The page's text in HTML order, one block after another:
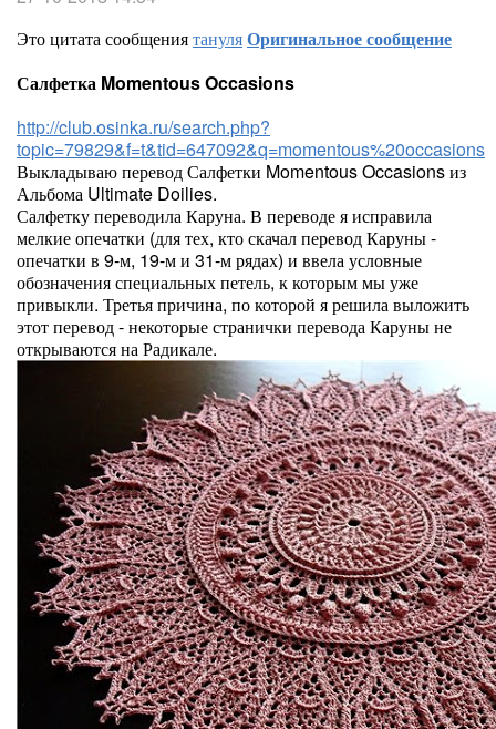
Это цитата сообщениятануляОригинальное сообщение
Салфетка Momentous Occasions
http://club.osinka.ru/search.php?
topic=79829&f=t&tid=647092&q=momentous%20occasions
Выкладываю перевод Салфетки Momentous Occasions из
Альбома Ultimate Doilies.
Салфетку переводила Каруна. В переводе я исправила
мелкие опечатки (для тех, кто скачал перевод Каруны -
опечатки в 9-м, 19-м и 31-м рядах) и ввела условные
обозначения специальных петель, к которым мы уже
привыкли. Третья причина, по которой я решила выложить
этот перевод - некоторые странички перевода Каруны не
открываются на Радикале.